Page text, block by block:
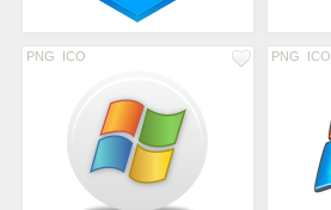
PNG ICO PNG ICO